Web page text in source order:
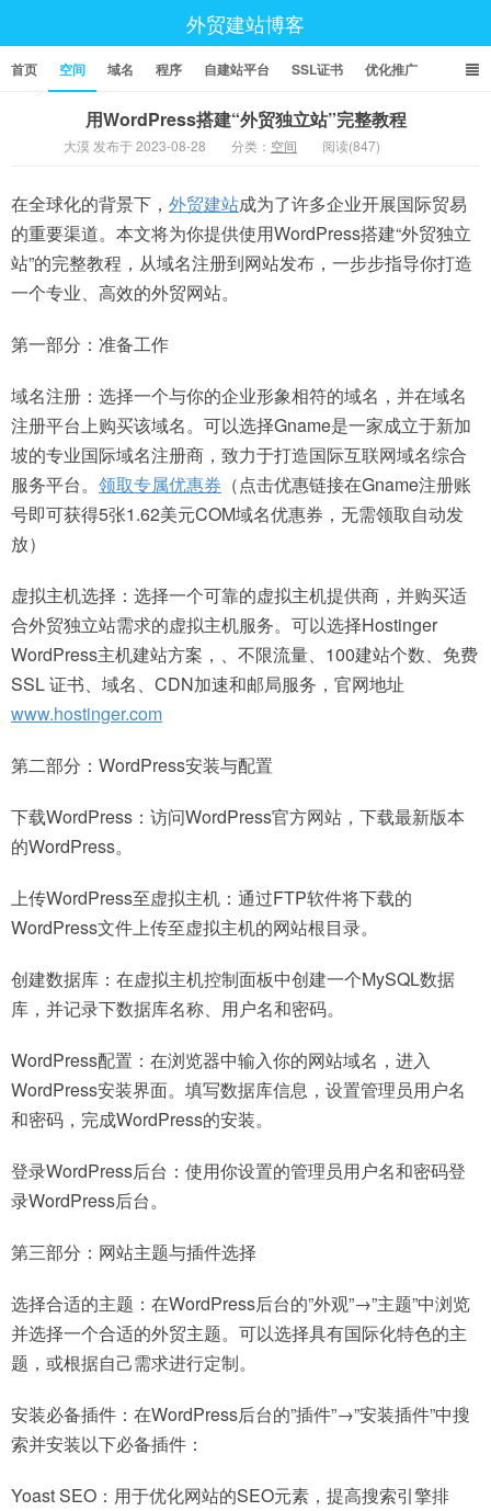
外贸建站博客
首页 空间 域名 程序 自建站平台 SSL证书 优化推广
用WordPress搭建“外贸独立站”完整教程
大漠 发布于 2023-08-28 分类： 空间 阅读(847)
在全球化的背景下， 外贸建站成为了许多企业开展国际贸易
的重要渠道。本文将为你提供使用WordPress搭建“外贸独立
站”的完整教程，从域名注册到网站发布，一步步指导你打造
一个专业、高效的外贸网站。
第一部分：准备工作
域名注册：选择一个与你的企业形象相符的域名，并在域名
注册平台上购买该域名。可以选择Gname是一家成立于新加
坡的专业国际域名注册商，致力于打造国际互联网域名综合
服务平台。 领取专属优惠券 （点击优惠链接在Gname注册账
号即可获得5张1.62美元COM域名优惠券，无需领取自动发
放）
虚拟主机选择：选择一个可靠的虚拟主机提供商，并购买适
合外贸独立站需求的虚拟主机服务。可以选择Hostinger
WordPress主机建站方案，、不限流量、100建站个数、免费
SSL 证书、域名、CDN加速和邮局服务，官网地址
www.hostinger.com
第二部分：WordPress安装与配置
下载WordPress：访问WordPress官方网站，下载最新版本
的WordPress。
上传WordPress至虚拟主机：通过FTP软件将下载的
WordPress文件上传至虚拟主机的网站根目录。
创建数据库：在虚拟主机控制面板中创建一个MySQL数据
库，并记录下数据库名称、用户名和密码。
WordPress配置：在浏览器中输入你的网站域名，进入
WordPress安装界面。填写数据库信息，设置管理员用户名
和密码，完成WordPress的安装。
登录WordPress后台：使用你设置的管理员用户名和密码登
录WordPress后台。
第三部分：网站主题与插件选择
选择合适的主题：在WordPress后台的”外观”→”主题”中浏览
并选择一个合适的外贸主题。可以选择具有国际化特色的主
题，或根据自己需求进行定制。
安装必备插件：在WordPress后台的”插件”→”安装插件”中搜
索并安装以下必备插件：
Yoast SEO：用于优化网站的SEO元素，提高搜索引擎排